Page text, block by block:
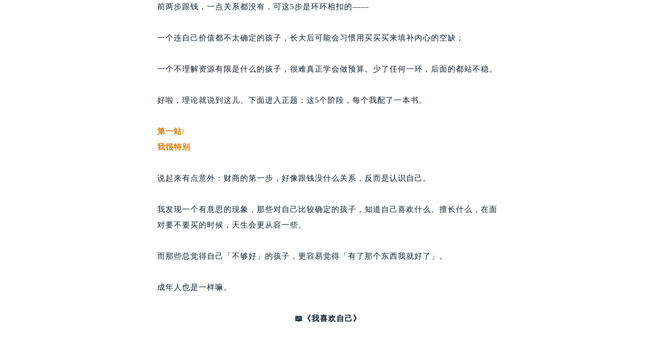
前两步跟钱，一点关系都没有，可这5步是环环相扣的——
一个连自己价值都不太确定的孩子，长大后可能会习惯用买买买来填补内心的空缺；
一个不理解资源有限是什么的孩子，很难真正学会做预算。少了任何一环，后面的都站不稳。
好啦，理论就说到这儿。下面进入正题：这5个阶段，每个我配了一本书。
第一站/
我很特别
说起来有点意外：财商的第一步，好像跟钱没什么关系，反而是认识自己。
我发现一个有意思的现象，那些对自己比较确定的孩子，知道自己喜欢什么、擅长什么，在面
对要不要买的时候，天生会更从容一些。
而那些总觉得自己「不够好」的孩子，更容易觉得「有了那个东西我就好了」。
成年人也是一样嘛。
📖《我喜欢自己》